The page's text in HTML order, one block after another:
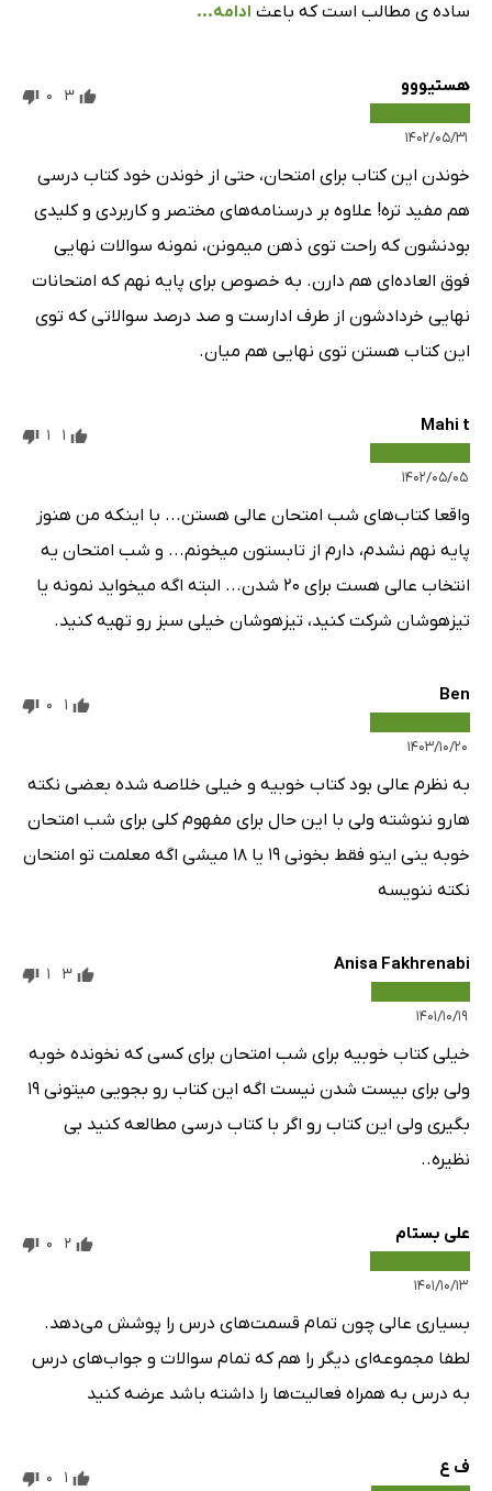
ساده ی مطالب است که باعث ادامه...
هستیووو
۱۴۰۲/۰۵/۳۱
3
0
خوندن این کتاب برای امتحان، حتی از خوندن خود کتاب درسی
هم مفید تره! علاوه بر درسنامه‌های مختصر و کاربردی و کلیدی
بودنشون که راحت توی ذهن میمونن، نمونه سوالات نهایی
فوق العاده‌ای هم دارن. به خصوص برای پایه نهم که امتحانات
نهایی خردادشون از طرف ادارست و صد درصد سوالاتی که توی
این کتاب هستن توی نهایی هم میان.
Mahi t
۱۴۰۲/۰۵/۰۵
1
1
واقعا کتاب‌های شب امتحان عالی هستن... با اینکه من هنوز
پایه نهم نشدم، دارم از تابستون میخونم... و شب امتحان یه
انتخاب عالی هست برای 20 شدن... البته اگه میخواید نمونه یا
تیزهوشان شرکت کنید، تیزهوشان خیلی سبز رو تهیه کنید.
Ben
۱۴۰۳/۱۰/۲۰
1
0
به نظرم عالی بود کتاب خوبیه و خیلی خلاصه شده بعضی نکته
هارو ننوشته ولی با این حال برای مفهوم کلی برای شب امتحان
خوبه ینی اینو فقط بخونی ۱۹ یا ۱۸ میشی اگه معلمت تو امتحان
نکته ننویسه
Anisa Fakhrenabi
۱۴۰۱/۱۰/۱۹
3
1
خیلی کتاب خوبیه برای شب امتحان برای کسی که نخونده خوبه
ولی برای بیست شدن نیست اگه این کتاب رو بجویی میتونی 19
بگیری ولی این کتاب رو اگر با کتاب درسی مطالعه کنید بی
نظیره..
علی بستام
۱۴۰۱/۱۰/۱۳
2
0
بسیاری عالی چون تمام قسمت‌های درس را پوشش می‌دهد.
لطفا مجموعه‌ای دیگر را هم که تمام سوالات و جواب‌های درس
به درس به همراه فعالیت‌ها را داشته باشد عرضه کنید
ف ع 1
0